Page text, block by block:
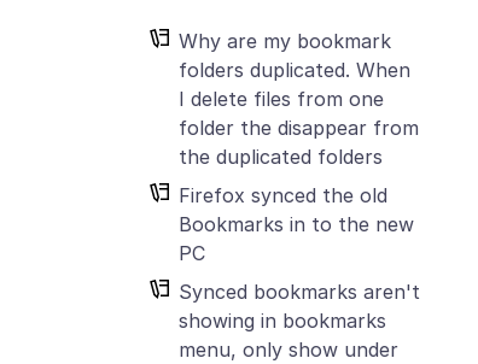
Why are my bookmark
folders duplicated. When
I delete files from one
folder the disappear from
the duplicated folders
Firefox synced the old
Bookmarks in to the new
PC
Synced bookmarks aren't
showing in bookmarks
menu, only show under